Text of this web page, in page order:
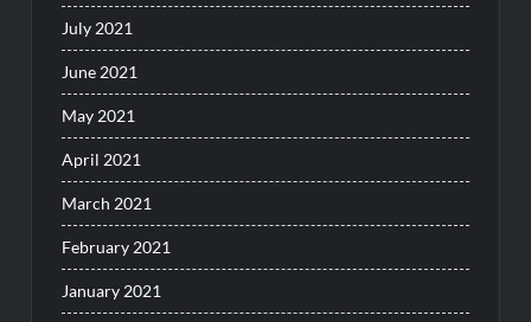
July 2021
June 2021
May 2021
April 2021
March 2021
February 2021
January 2021